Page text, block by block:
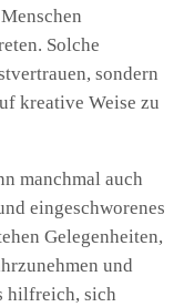
Solche
sondern
kreative Weise zu
manchmal auch
eingeschworenes
Gelegenheiten,
und
hilfreich, sich